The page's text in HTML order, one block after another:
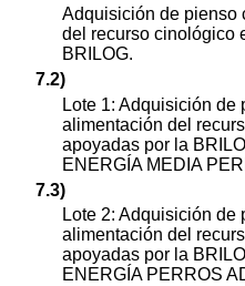
Adquisición de pienso
del recurso cinológico
BRILOG.
7.2)
Lote 1: Adquisición de
alimentación del
apoyadas por la
ENERGÍA MEDIA
7.3)
Lote 2: Adquisición de
alimentación del
apoyadas por la
ENERGÍA PERROS